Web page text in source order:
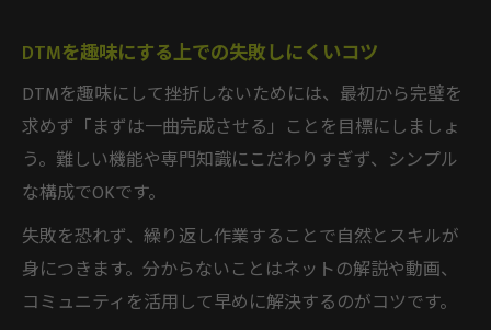
DTMを趣味にする上での失敗しにくいコツ
DTMを趣味にして挫折しないためには、最初から完璧を
求めず「まずは一曲完成させる」ことを目標にしましょ
う。難しい機能や専門知識にこだわりすぎず、シンプル
な構成でOKです。
失敗を恐れず、繰り返し作業することで自然とスキルが
身につきます。分からないことはネットの解説や動画、
コミュニティを活用して早めに解決するのがコツです。